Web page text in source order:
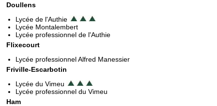
Doullens
Lycée de l'Authie
Lycée Montalembert
Lycée professionnel de l'Authie
Flixecourt
Lycée professionnel Alfred Manessier
Friville-Escarbotin
Lycée du Vimeu
Lycée professionnel du Vimeu
Ham